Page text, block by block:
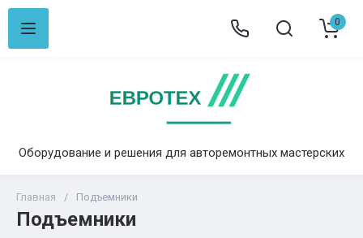
Оборудование и решения для авторемонтных мастерских
0
Главная / Подъемники
Подъемники